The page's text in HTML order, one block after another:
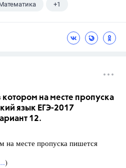
+1
на месте пропуска
язык ЕГЭ-2017
12.
на месте пропуска пишется
)